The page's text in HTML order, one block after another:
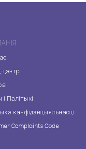
цэнтр
Палітыкі
канфідэнцыяльнасці
Complaints Code